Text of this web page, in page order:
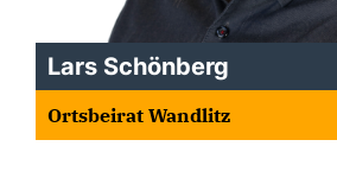
Lars Schönberg
Ortsbeirat Wandlitz